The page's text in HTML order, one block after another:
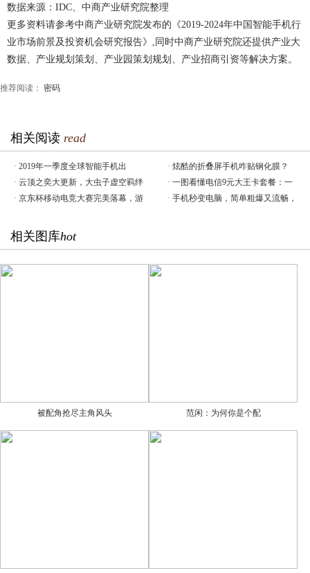
数据来源：IDC、中商产业研究院整理
更多资料请参考中商产业研究院发布的《2019-2024年中国智能手机行
业市场前景及投资机会研究报告》,同时中商产业研究院还提供产业大
数据、产业规划策划、产业园策划规划、产业招商引资等解决方案。
推荐阅读： 密码
相关阅读 read
· 2019年一季度全球智能手机出 · 炫酷的折叠屏手机咋贴钢化膜？
· 云顶之奕大更新，大虫子虚空羁绊 · 一图看懂电信9元大王卡套餐：一
· 京东杯移动电竞大赛完美落幕，游 · 手机秒变电脑，简单粗爆又流畅，
相关图库hot
被配角抢尽主角风头 范闲：为何你是个配